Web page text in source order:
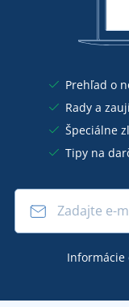
Prehľad o
Rady a
Špeciálne
Tipy na
Informácie